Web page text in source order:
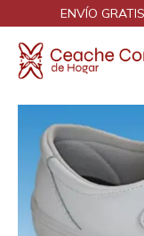
ENVÍO